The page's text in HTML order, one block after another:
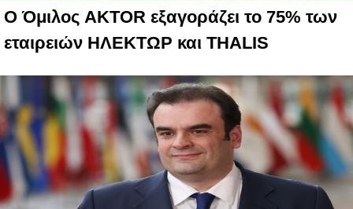
Ο Όμιλος AKTOR εξαγοράζει το 75% των
εταιρειών ΗΛΕΚΤΩΡ και THALIS